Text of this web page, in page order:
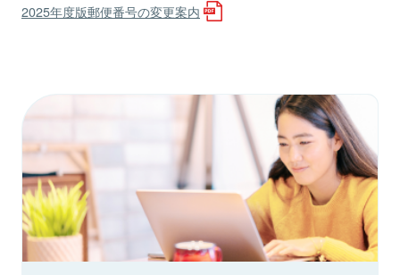
2025年度版郵便番号の変更案内